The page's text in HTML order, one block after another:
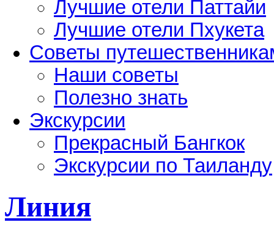
Лучшие отели Паттайи
Лучшие отели Пхукета
Советы
Наши советы
Полезно знать
Экскурсии
Прекрасный Бангкок
Экскурсии по Таиланду
Линия